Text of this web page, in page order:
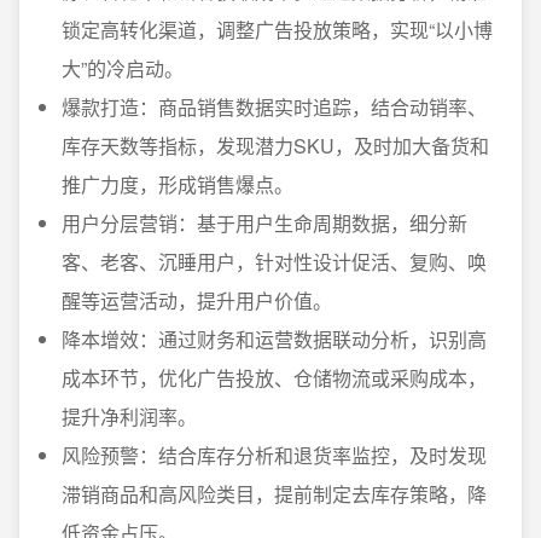
锁定高转化渠道，调整广告投放策略，实现“以小博
大”的冷启动。
爆款打造：商品销售数据实时追踪，结合动销率、
库存天数等指标，发现潜力SKU，及时加大备货和
推广力度，形成销售爆点。
用户分层营销：基于用户生命周期数据，细分新
客、老客、沉睡用户，针对性设计促活、复购、唤
醒等运营活动，提升用户价值。
降本增效：通过财务和运营数据联动分析，识别高
成本环节，优化广告投放、仓储物流或采购成本，
提升净利润率。
风险预警：结合库存分析和退货率监控，及时发现
滞销商品和高风险类目，提前制定去库存策略，降